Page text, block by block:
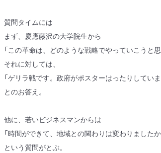
質問タイムには
まず、慶應藤沢の大学院生から
「この革命は、どのような戦略でやっていこうと
それに対しては、
「ゲリラ戦です。政府がポスターはったりしてい
とのお答え。
他に、若いビジネスマンからは
「時間ができて、地域との関わりは変わりましたか
という質問がとぶ。